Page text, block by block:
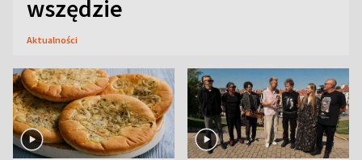
wszędzie
Aktualności